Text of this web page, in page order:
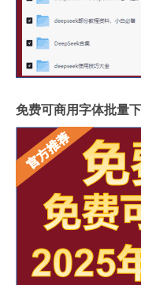
免费可商用字体批量